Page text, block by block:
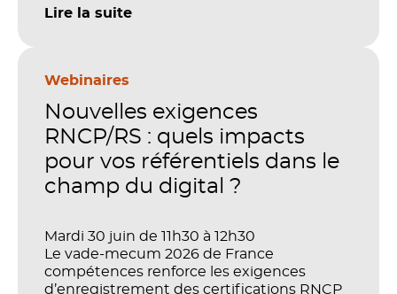
performance et de preuve de valeur. IA,
stratégique. Mais comment démontrer
investissements sur les compétences, la
productivité et la performance des
Lire la suite
Webinaires
Nouvelles exigences
RNCP/RS : quels impacts
pour vos référentiels dans le
champ du digital ?
Mardi 30 juin de 11h30 à 12h30
Le vade-mecum 2026 de France
compétences renforce les exigences
d’enregistrement des certifications RNCP